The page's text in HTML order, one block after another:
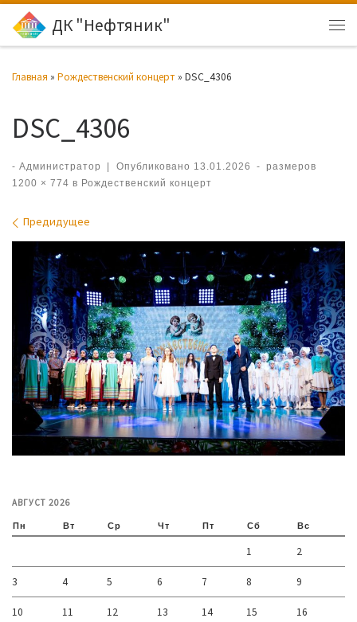
Перейти к содержимому
ДК "Нефтяник"
Главная » Рождественский концерт » DSC_4306
DSC_4306
- Администратор | Опубликовано 13.01.2026 -
размеров
1200 × 774 в Рождественский концерт
Навигация по изображениям
Предидущее
АВГУСТ 2026
Пн Вт Ср Чт Пт Сб Вс
1 2
3 4 5 6 7 8 9
10 11 12 13 14 15 16